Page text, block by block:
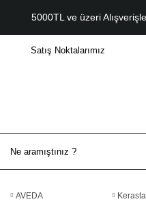
5000TL ve üzeri
Satış Noktalarımız
AVEDA